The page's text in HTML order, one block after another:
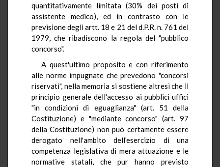
quantitativamente limitata (30% dei posti di
assistente medico), ed in contrasto con le
previsione degli artt. 18 e 21 del d.P.R. n. 761 del
1979, che ribadiscono la regola del "pubblico
concorso".
A quest'ultimo proposito e con riferimento
alle norme impugnate che prevedono "concorsi
riservati", nella memoria si sostiene altresì che il
principio generale dell'accesso ai pubblici uffici
"in condizioni di eguaglianza" (art. 51 della
Costituzione) e "mediante concorso" (art. 97
della Costituzione) non può certamente essere
derogato nell'ambito dell'esercizio di una
competenza legislativa di mera attuazione e le
normative statali, che pur hanno previsto